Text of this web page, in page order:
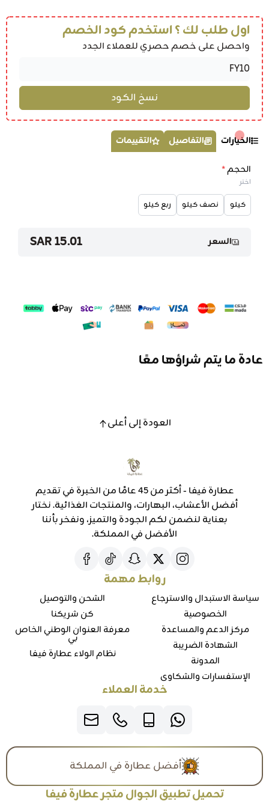
اول طلب لك ؟ استخدم كود الخصم
واحصل على خصم حصري للعملاء الجدد
الخيارات التفاصيل التقييمات
الحجم*
اختر
كيلو نصف كيلو ربع كيلو
السعر 15.01 SAR
عادة ما يتم شراؤها معًا
العودة إلى أعلى
عطارة فيفا - أكثر من 45 عامًا من الخبرة في تقديم
أفضل الأعشاب، البهارات، والمنتجات الغذائية. نختار
بعناية لنضمن لكم الجودة والتميز، ونفخر بأننا
الأفضل في المملكة.
روابط مهمة
سياسة الاستبدال والاسترجاع
الخصوصية
مركز الدعم والمساعدة
الشهادة الضريبة
المدونة
الإستفسارات والشكاوي
الشحن والتوصيل
كن شريكنا
معرفة العنوان الوطني الخاص
بي
نظام الولاء عطارة فيفا
خدمة العملاء
أفضل عطارة في المملكة
تحميل تطبيق الجوال متجر عطارة فيفا